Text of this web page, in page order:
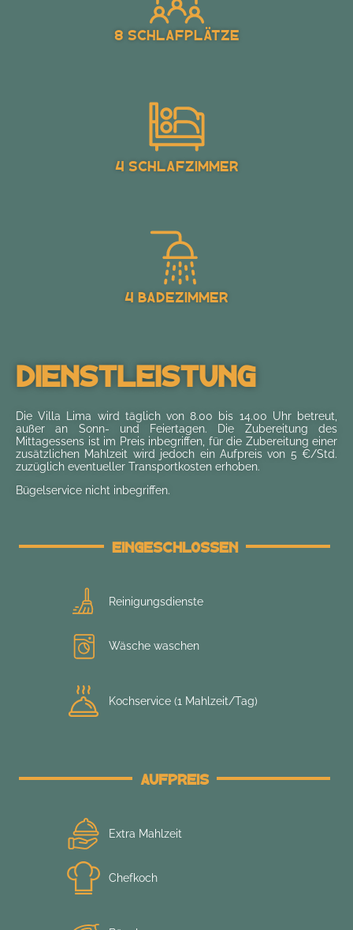
8 Schlafplätze
4 Schlafzimmer
4 Badezimmer
Dienstleistung
Die Villa Lima wird täglich von 8.00 bis 14.00 Uhr betreut,
außer an Sonn- und Feiertagen. Die Zubereitung des
Mittagessens ist im Preis inbegriffen, für die Zubereitung einer
zusätzlichen Mahlzeit wird jedoch ein Aufpreis von 5 €/Std.
zuzüglich eventueller Transportkosten erhoben.
Bügelservice nicht inbegriffen.
Eingeschlossen
Aufpreis
Reinigungsdienste
Wäsche waschen
Extra Mahlzeit
Chefkoch
Kochservice (1 Mahlzeit/Tag)